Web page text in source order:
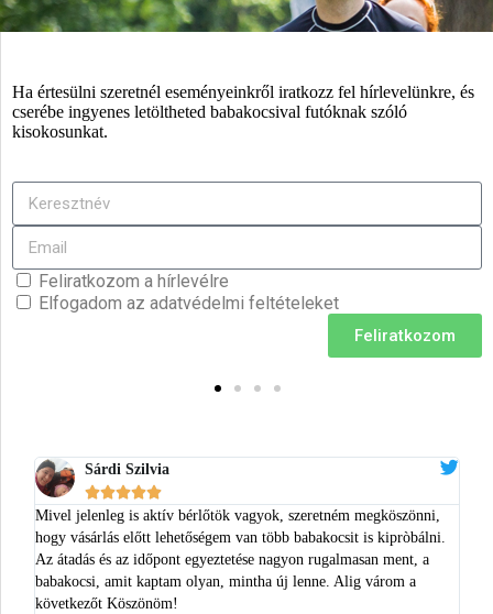
Ha értesülni szeretnél eseményeinkről iratkozz fel hírlevelünkre, és
cserébe ingyenes letöltheted babakocsival futóknak szóló
kisokosunkat.
Feliratkozom a hírlevélre
Elfogadom az adatvédelmi feltételeket
Feliratkozom
Kölcsönző
Sárdi Szilvia

Mivel jelenleg is aktív bérlőtök vagyok, szeretném megköszönni,
hogy vásárlás előtt lehetőségem van több babakocsit is kipròbálni.
Az átadás és az időpont egyeztetése nagyon rugalmasan ment, a
babakocsi, amit kaptam olyan, mintha új lenne. Alig várom a
következőt Köszönöm!